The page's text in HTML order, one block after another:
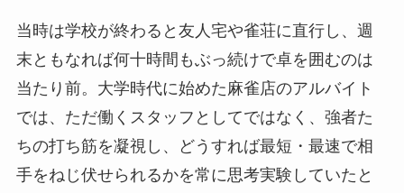
当時は学校が終わると友人宅や雀荘に直行し、週
末ともなれば何十時間もぶっ続けで卓を囲むのは
当たり前。大学時代に始めた麻雀店のアルバイト
では、ただ働くスタッフとしてではなく、強者た
ちの打ち筋を凝視し、どうすれば最短・最速で相
手をねじ伏せられるかを常に思考実験していたと